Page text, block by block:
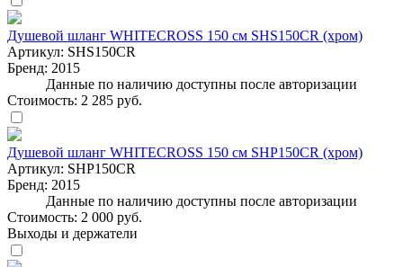
Душевой шланг WHITECROSS 150 см SHS150CR (хром)
Артикул: SHS150CR
Бренд: 2015
Данные по наличию доступны после авторизации
Стоимость: 2 285 руб.
Душевой шланг WHITECROSS 150 см SHP150CR (хром)
Артикул: SHP150CR
Бренд: 2015
Данные по наличию доступны после авторизации
Стоимость: 2 000 руб.
Выходы и держатели